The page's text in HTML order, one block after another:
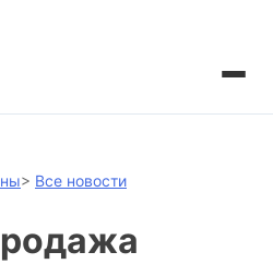
> Все новости